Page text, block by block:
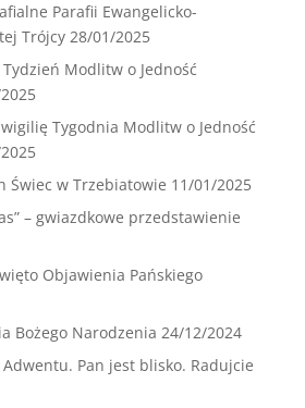
Parafii Ewangelicko-
Trójcy 28/01/2025
Modlitw o Jedność
Tygodnia Modlitw o Jedność
Świec w Trzebiatowie 11/01/2025
– gwiazdkowe przedstawienie
Objawienia Pańskiego
Bożego Narodzenia 24/12/2024
Pan jest blisko. Radujcie